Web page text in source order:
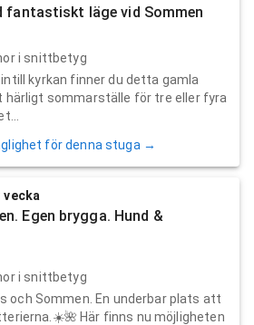
fantastiskt läge vid Sommen
i snittbetyg
kyrkan finner du detta gamla
härligt sommarställe för tre eller fyra
för denna stuga →
vecka
Egen brygga. Hund &
i snittbetyg
och Sommen. En underbar plats att
Här finns nu möjligheten